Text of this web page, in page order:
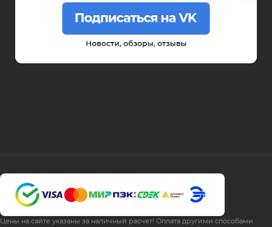
Цены на сайте указаны за наличный расчет! Оплата другими способами